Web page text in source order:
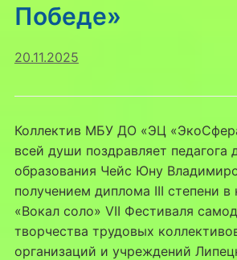
Победе»
20.11.2025
Коллектив МБУ ДО «ЭЦ
всей души поздравляет педагога
образования Чейс Юну
получением диплома III степени
«Вокал соло» VII Фестиваля
творчества трудовых
организаций и учреждений